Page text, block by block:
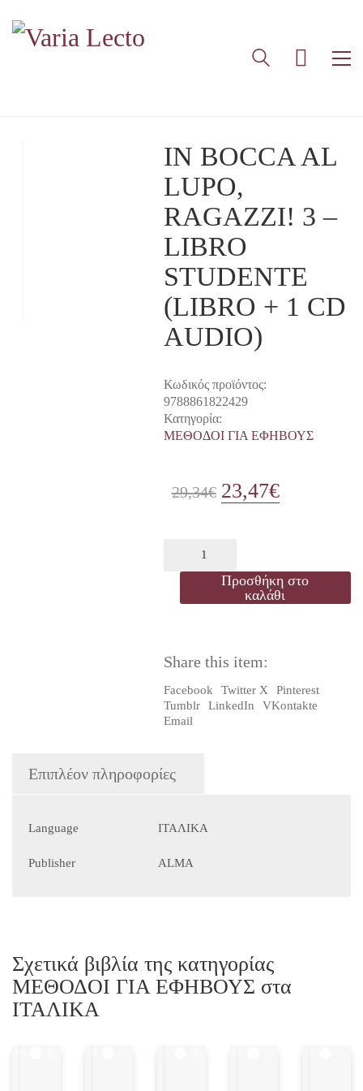
IN BOCCA AL
LUPO,
RAGAZZI! 3 –
LIBRO
STUDENTE
(LIBRO + 1 CD
AUDIO)
Κωδικός προϊόντος:
9788861822429
Κατηγορία:
ΜΕΘΟΔΟΙ ΓΙΑ ΕΦΗΒΟΥΣ
29,34€ Original
29,34€.
23,47€Η
είναι:
23,47€.
BOCCA
RAGAZZI!
LIBRO
STUDENTE
(LIBRO
+
1
Προσθήκη στο
καλάθι
Share this item:
Facebook Twitter X
Pinterest
Tumblr
LinkedIn
VKontakte
Email
Επιπλέον πληροφορίες
Language ΙΤΑΛΙΚΑ
Publisher ALMA
Σχετικά βιβλία της κατηγορίας
ΜΕΘΟΔΟΙ ΓΙΑ ΕΦΗΒΟΥΣ στα
ΙΤΑΛΙΚΑ